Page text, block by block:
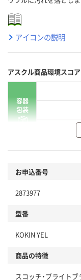
アイコンの説明
アスクル商品環境スコア
容器
包装
本体
仕組
お申込番号
2873977
型番
KOKIN YEL
商品の特徴
スコッチ・ブライト